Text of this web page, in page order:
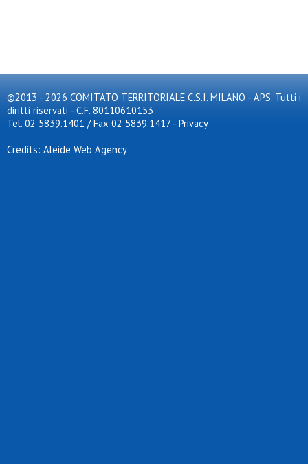
©2013 - 2026 COMITATO TERRITORIALE C.S.I. MILANO - APS. Tutti i
diritti riservati - C.F. 80110610153
Tel. 02 5839.1401 / Fax 02 5839.1417 - Privacy
Credits: Aleide Web Agency